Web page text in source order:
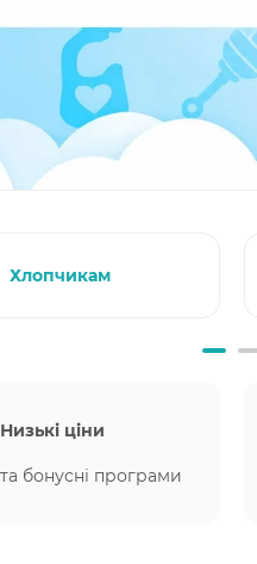
Хлопчикам
Низькі ціни
та бонусні програми